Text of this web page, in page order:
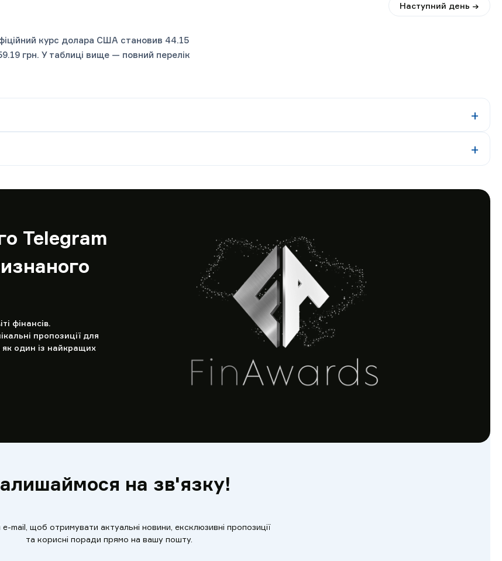
Наступний день →
курс долара США становив 44.15
грн. У таблиці вище — повний перелік
Telegram
фінансів.
пропозиції для
один із найкращих
на зв'язку!
e-mail, щоб отримувати актуальні новини, ексклюзивні пропозиції
та корисні поради прямо на вашу пошту.